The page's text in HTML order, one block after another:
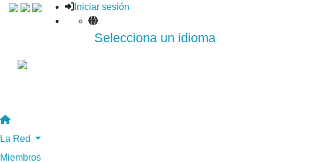
Iniciar sesión
Selecciona un idioma
La Red
Miembros